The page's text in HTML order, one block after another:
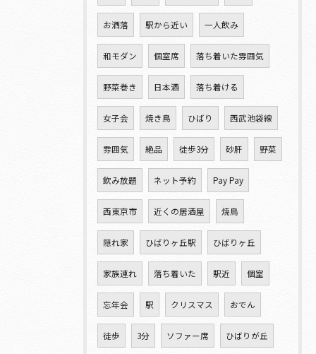
お洒落 駅から近い 一人飲み
和モダン 個室席 落ち着いた雰囲気
野菜巻き 日本酒 落ち着ける
女子会 焼き鳥 ひばり 西武池袋線
雰囲気 絶品 徒歩3分 砂肝 野菜
飲み放題 ネット予約 Pay Pay
西東京市 近くの居酒屋 焼鳥
隠れ家 ひばりヶ丘駅 ひばりヶ丘
家族連れ 落ち着いた 駅近 個室
忘年会 駅 クリスマス おでん
徒歩 3分 ソファー席 ひばりが丘